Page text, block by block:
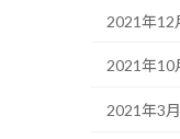
2021年12
2021年10
2021年3月